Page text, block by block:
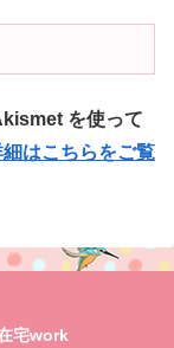
を使って
はこちらをご覧
宅work